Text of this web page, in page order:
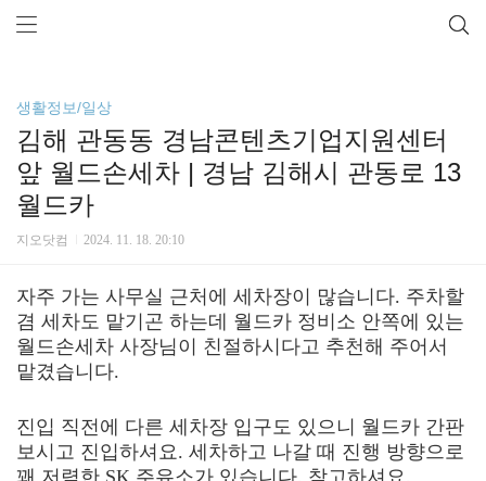
생활정보/일상
김해 관동동 경남콘텐츠기업지원센터
앞 월드손세차 | 경남 김해시 관동로 13
월드카
지오닷컴 2024. 11. 18. 20:10
자주 가는 사무실 근처에 세차장이 많습니다. 주차할
겸 세차도 맡기곤 하는데 월드카 정비소 안쪽에 있는
월드손세차 사장님이 친절하시다고 추천해 주어서
맡겼습니다.
진입 직전에 다른 세차장 입구도 있으니 월드카 간판
보시고 진입하셔요. 세차하고 나갈 때 진행 방향으로
꽤 저렴한 SK 주유소가 있습니다. 참고하셔요.